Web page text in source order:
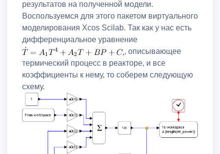
результатов на полученной модели.
Воспользуемся для этого пакетом виртуального
моделирования Xcos Scilab. Так как у нас есть
дифференциальное уравнение
, описывающее
термический процесс в реакторе, и все
коэффициенты к нему, то соберем следующую
схему.